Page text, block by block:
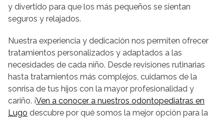
y divertido para que los más pequeños se sientan
seguros y relajados.
Nuestra experiencia y dedicación nos permiten ofrecer
tratamientos personalizados y adaptados a las
necesidades de cada niño. Desde revisiones rutinarias
hasta tratamientos más complejos, cuidamos de la
sonrisa de tus hijos con la mayor profesionalidad y
cariño. ¡Ven a conocer a nuestros odontopediatras en
Lugo descubre por qué somos la mejor opción para la